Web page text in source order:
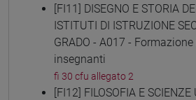
[FI11] DISEGNO E STORIA
ISTITUTI DI ISTRUZIONE
GRADO - A017 -
insegnanti
fi 30 cfu allegato 2
[FI12] FILOSOFIA E